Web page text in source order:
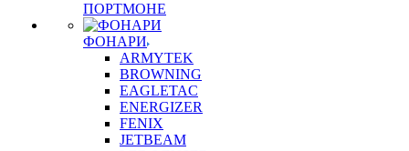
ПОРТМОНЕ
ФОНАРИ
ARMYTEK
BROWNING
EAGLETAC
ENERGIZER
FENIX
JETBEAM